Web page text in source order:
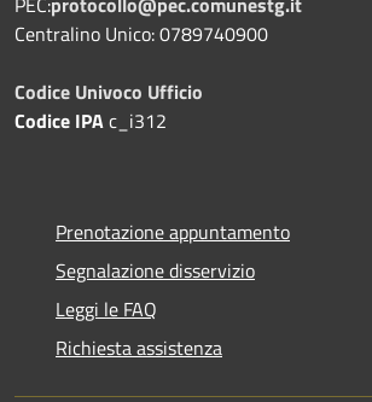
Centralino Unico: 0789740900
Codice Univoco Ufficio
Codice IPAc_i312
Prenotazione appuntamento
Segnalazione disservizio
Leggi le FAQ
Richiesta assistenza